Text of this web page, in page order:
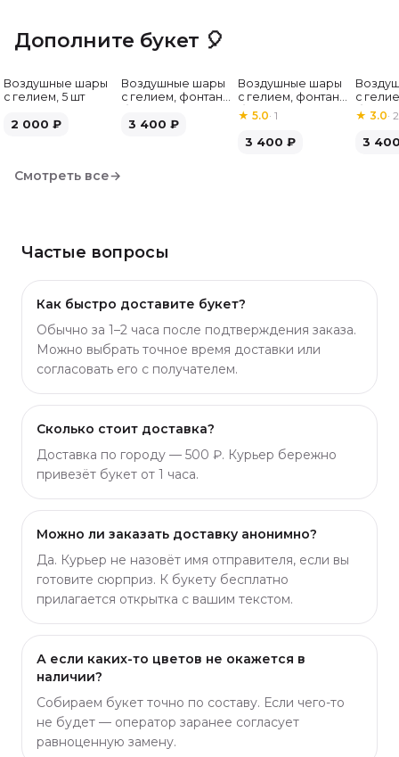
Дополните букет 🎈
Воздушные шары
с гелием, 5 шт
2 000 ₽
Воздушные шары
с гелием, фонтан,
шт
3 400 ₽
Воздушные шары
с гелием, фонтан,
бело-розовые, 7
шт
★5.0·1
3 400 ₽
с
бело-
★ 3.0· 2
3
Смотреть все→
Частые вопросы
Как быстро доставите букет?
Обычно за 1–2 часа после подтверждения заказа.
Можно выбрать точное время доставки или
согласовать его с получателем.
Сколько стоит доставка?
Доставка по городу — 500 ₽. Курьер бережно
привезёт букет от 1 часа.
Можно ли заказать доставку анонимно?
Да. Курьер не назовёт имя отправителя, если вы
готовите сюрприз. К букету бесплатно
прилагается открытка с вашим текстом.
А если каких-то цветов не окажется в
наличии?
Собираем букет точно по составу. Если чего-то
не будет — оператор заранее согласует
равноценную замену.